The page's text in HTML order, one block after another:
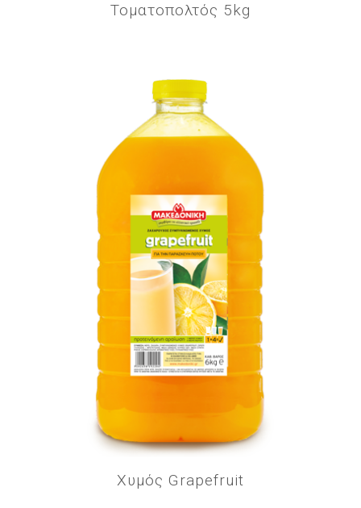
Τοματοπολτός 5kg
Χυμός Grapefruit